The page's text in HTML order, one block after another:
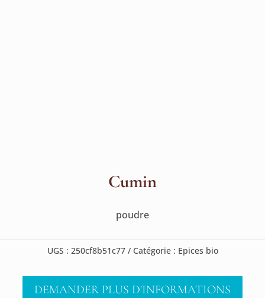
Cumin
poudre
UGS : 250cf8b51c77 Catégorie : Epices bio
DEMANDER PLUS D'INFORMATIONS